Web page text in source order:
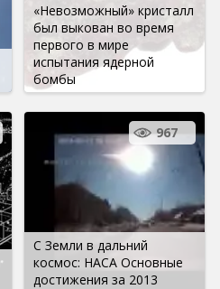
«Невозможный» кристалл
был выкован во время
первого в мире
испытания ядерной
бомбы
С Земли в дальний
космос: НАСА Основные
достижения за 2013
967